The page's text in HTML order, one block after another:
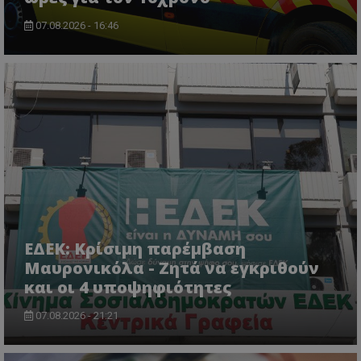
07.08.2026 - 16:46
ΕΔΕΚ: Κρίσιμη παρέμβαση
Μαυρονικόλα - Ζητά να εγκριθούν
και οι 4 υποψηφιότητες
07.08.2026 - 21:21
VISITOR_PRIVACY_METADATA
YouTube
.youtube.com